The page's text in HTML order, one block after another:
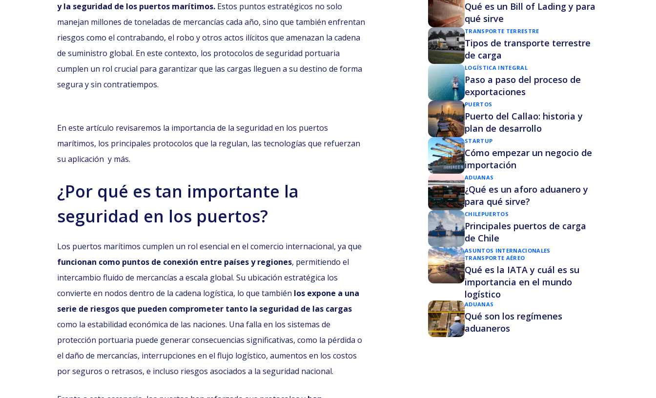
y la seguridad de los puertos marítimos. Estos puntos estratégicos no solo
manejan millones de toneladas de mercancías cada año, sino que también enfrentan
riesgos como el contrabando, el robo y otros actos ilícitos que amenazan la cadena
de suministro global. En este contexto, los protocolos de seguridad portuaria
cumplen un rol crucial para garantizar que las cargas lleguen a su destino de forma
segura y sin contratiempos.
En este artículo revisaremos la importancia de la seguridad en los puertos
marítimos, los principales protocolos que la regulan, las tecnologías que refuerzan
su aplicación y más.
¿Por qué es tan importante la
seguridad en los puertos?
Los puertos marítimos cumplen un rol esencial en el comercio internacional, ya que
funcionan como puntos de conexión entre países y regiones, permitiendo el
intercambio fluido de mercancías a escala global. Su ubicación estratégica los
convierte en nodos dentro de la cadena logística, lo que también los expone a una
serie de riesgos que pueden comprometer tanto la seguridad de las cargas
como la estabilidad económica de las naciones. Una falla en los sistemas de
protección portuaria puede generar consecuencias significativas, como la pérdida o
el daño de mercancías, interrupciones en el flujo logístico, aumentos en los costos
por seguros o retrasos, e incluso riesgos asociados a la seguridad nacional.
Qué es un Bill of Lading y para
qué sirve
TRANSPORTE TERRESTRE
Tipos de transporte terrestre
de carga
LOGÍSTICA INTEGRAL
Paso a paso del proceso de
exportaciones
PUERTOS
Puerto del Callao: historia y
plan de desarrollo
STARTUP
Cómo empezar un negocio de
importación
ADUANAS
¿Qué es un aforo aduanero y
para qué sirve?
CHILEPUERTOS
Principales puertos de carga
de Chile
ASUNTOS INTERNACIONALES
TRANSPORTE AÉREO
Qué es la IATA y cuál es su
importancia en el mundo
logístico
ADUANAS
Qué son los regímenes
aduaneros